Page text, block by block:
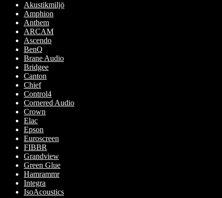
Akustikmiljö
Amphion
Anthem
ARCAM
Ascendo
BenQ
Brane Audio
Bridgee
Canton
Chief
Control4
Cornered Audio
Crown
Elac
Epson
Euroscreen
FIBBR
Grandview
Green Glue
Hamrammr
Integra
IsoAcoustics